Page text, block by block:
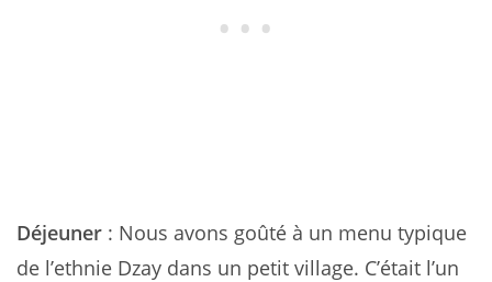
Déjeuner : Nous avons goûté à un menu typique
de l’ethnie Dzay dans un petit village. C’était l’un